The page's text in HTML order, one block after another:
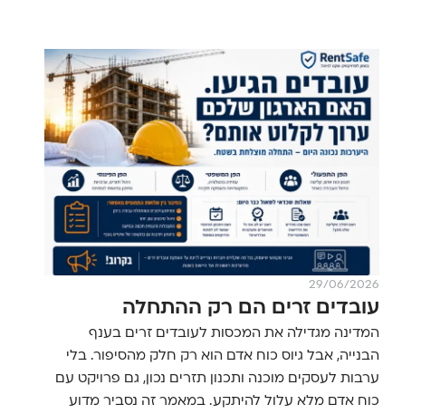
29/06/2026
עובדים זרים הם רק ההתחלה
המדינה מגדילה את המכסות לעובדים זרים בענף
הבנייה, אבל גיוס כוח אדם הוא רק חלק מהסיפור. בלי
ערבות לעסקים מוכנה ותכנון תזרים נכון, גם פרויקט עם
כוח אדם מלא עלול להיתקע. במאמר זה נסביר מדוע